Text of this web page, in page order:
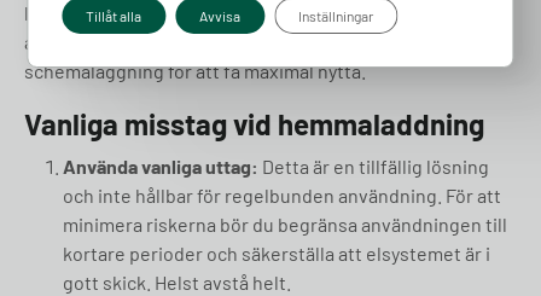
laddstationer, vilket sparar både tid och energi. Överväg
att välja en laddbox med smarta funktioner som
schemaläggning för att få maximal nytta.
Vanliga misstag vid hemmaladdning
Använda vanliga uttag: Detta är en tillfällig lösning
och inte hållbar för regelbunden användning. För att
minimera riskerna bör du begränsa användningen till
kortare perioder och säkerställa att elsystemet är i
gott skick. Helst avstå helt.
Tillåt alla Avvisa Inställningar